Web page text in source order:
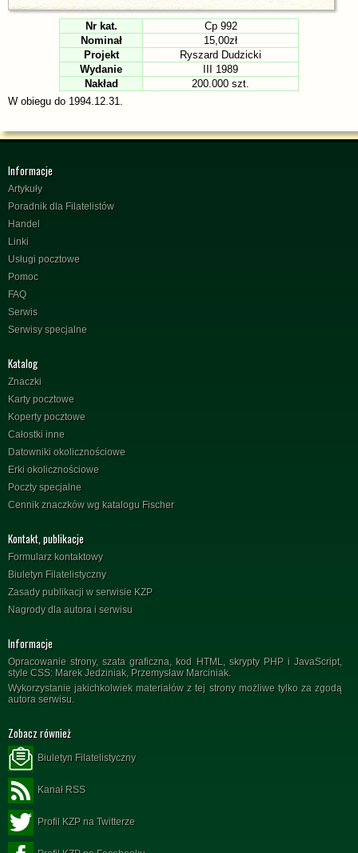
Nr kat.
Cp 992
Nominał
15,00zł
Projekt
Ryszard Dudzicki
Wydanie
III 1989
Nakład
200.000 szt.
W obiegu do 1994.12.31.
Informacje
Artykuły
Poradnik dla Filatelistów
Handel
Linki
Usługi pocztowe
Pomoc
FAQ
Serwis
Serwisy specjalne
Katalog
Znaczki
Karty pocztowe
Koperty pocztowe
Całostki inne
Datowniki okolicznościowe
Erki okolicznościowe
Poczty specjalne
Cennik znaczków wg katalogu Fischer
Kontakt, publikacje
Formularz kontaktowy
Biuletyn Filatelistyczny
Zasady publikacji w serwisie KZP
Nagrody dla autora i serwisu
Informacje
Opracowanie strony, szata graficzna, kod HTML, skrypty PHP i JavaScript,
style CSS: Marek Jedziniak, Przemysław Marciniak.
Wykorzystanie jakichkolwiek materiałów z tej strony możliwe tylko za zgodą
autora serwisu.
Zobacz również
Biuletyn Filatelistyczny
Kanał RSS
Profil KZP na Twitterze